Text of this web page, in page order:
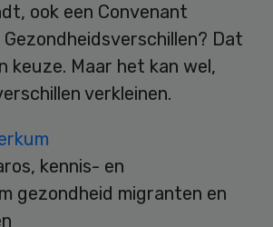
ook een Convenant
Dat
keuze. Maar het kan wel,
verkleinen.
kennis- en
gezondheid migranten en